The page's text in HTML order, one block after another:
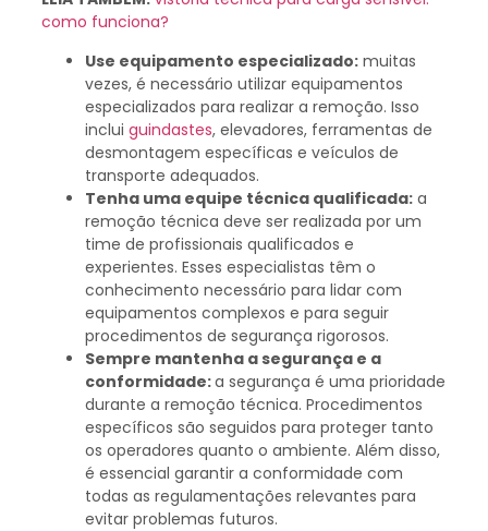
como funciona?
Use equipamento especializado: muitas
vezes, é necessário utilizar equipamentos
especializados para realizar a remoção. Isso
inclui guindastes, elevadores, ferramentas de
desmontagem específicas e veículos de
transporte adequados.
Tenha uma equipe técnica qualificada: a
remoção técnica deve ser realizada por um
time de profissionais qualificados e
experientes. Esses especialistas têm o
conhecimento necessário para lidar com
equipamentos complexos e para seguir
procedimentos de segurança rigorosos.
Sempre mantenha a segurança e a
conformidade:a segurança é uma prioridade
durante a remoção técnica. Procedimentos
específicos são seguidos para proteger tanto
os operadores quanto o ambiente. Além disso,
é essencial garantir a conformidade com
todas as regulamentações relevantes para
evitar problemas futuros.